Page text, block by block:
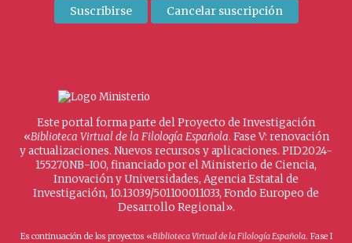
Este portal forma parte del Proyecto de Investigación
«Biblioteca Virtual de la Filología Española. Fase V: renovación
y actualizaciones. Nuevos recursos y aplicaciones. PID2024-
155270NB-I00, financiado por el Ministerio de Ciencia,
Innovación y Universidades, Agencia Estatal de
Investigación, 10.13039/501100011033, Fondo Europeo de
Desarrollo Regional».
Es continuación de los proyectos «Biblioteca Virtual de la Filología Española. Fase I